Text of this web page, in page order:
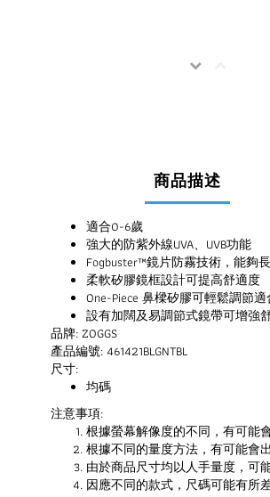
商品描述
適合0-6歲
強大的防紫外線UVA、UVB功能
Fogbuster™鏡片防霧技術，能夠
柔軟矽膠鏡框設計可提高舒適度
One-Piece 鼻樑矽膠可輕鬆調節
設有加闊及易調節式鏡帶可增強
品牌: ZOGGS
產品編號: 461421BLGNTBL
尺寸:
均碼
注意事項:
根據螢幕解像度的不同，有可能
根據不同的量度方法，有可能會
由於商品尺寸均以人手量度，可
因應不同的款式，尺碼可能有所